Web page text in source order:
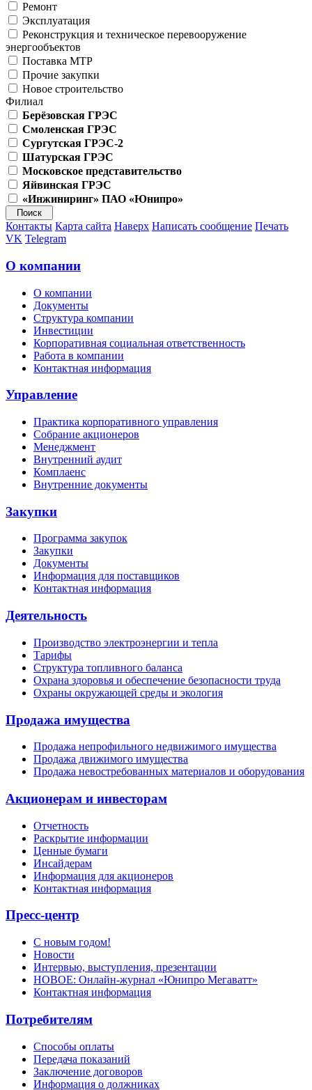
Ремонт
Эксплуатация
Реконструкция и техническое перевооружение
энергообъектов
Поставка МТР
Прочие закупки
Новое строительство
Филиал
Берёзовская ГРЭС
Смоленская ГРЭС
Сургутская ГРЭС-2
Шатурская ГРЭС
Московское представительство
Яйвинская ГРЭС
«Инжиниринг» ПАО «Юнипро»
Контакты Карта сайта Наверх Написать сообщение Печать
VK Telegram
О компании
О компании
Документы
Структура компании
Инвестиции
Корпоративная социальная ответственность
Работа в компании
Контактная информация
Управление
Практика корпоративного управления
Собрание акционеров
Менеджмент
Внутренний аудит
Комплаенс
Внутренние документы
Закупки
Программа закупок
Закупки
Документы
Информация для поставщиков
Контактная информация
Деятельность
Производство электроэнергии и тепла
Тарифы
Структура топливного баланса
Охрана здоровья и обеспечение безопасности труда
Охраны окружающей среды и экология
Продажа имущества
Продажа непрофильного недвижимого имущества
Продажа движимого имущества
Продажа невостребованных материалов и оборудования
Акционерам и инвесторам
Отчетность
Раскрытие информации
Ценные бумаги
Инсайдерам
Информация для акционеров
Контактная информация
Пресс-центр
С новым годом!
Новости
Интервью, выступления, презентации
НОВОЕ: Онлайн-журнал «Юнипро Мегаватт»
Контактная информация
Потребителям
Способы оплаты
Передача показаний
Заключение договоров
Информация о должниках